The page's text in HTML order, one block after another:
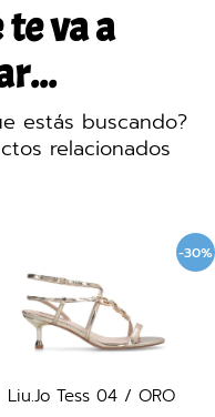
va a
estás buscando?
relacionados
-30%
Liu.Jo Tess 04 / ORO